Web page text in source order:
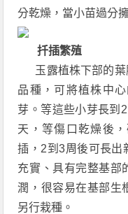
分乾燥，當小苗過分
扦插繁殖
玉露植株下部的葉
品種，可將植株中
芽。等這些小芽長到
天，等傷口乾燥後
插，2到3周後可長出
充實、具有完整基部
潤，很容易在基部生
另行栽種。